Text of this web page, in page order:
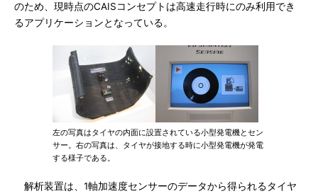
のため、現時点のCAISコンセプトは高速走行時にのみ利用でき
るアプリケーションとなっている。
左の写真はタイヤの内面に設置されている小型発電機とセン
サー。右の写真は、タイヤが接地する時に小型発電機が発電
する様子である。
解析装置は、1軸加速度センサーのデータから得られるタイヤ